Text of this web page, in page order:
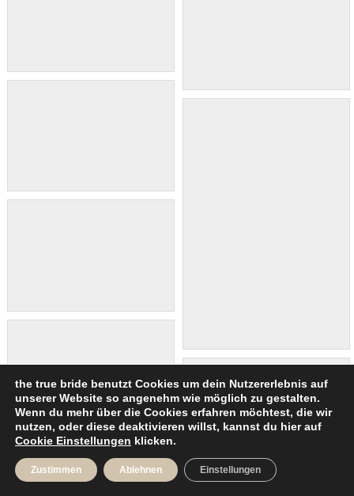
the true bride benutzt Cookies um dein Nutzererlebnis auf
unserer Website so angenehm wie möglich zu gestalten.
Wenn du mehr über die Cookies erfahren möchtest, die wir
nutzen, oder diese deaktivieren willst, kannst du hier auf
Cookie Einstellungen klicken.
Zustimmen Ablehnen Einstellungen